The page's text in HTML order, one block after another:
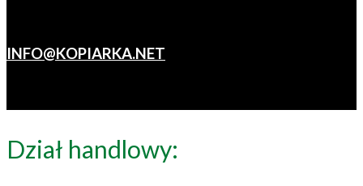
INFO@KOPIARKA.NET
Dział handlowy: